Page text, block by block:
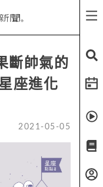
斷帥氣的
座進化
2021-05-05